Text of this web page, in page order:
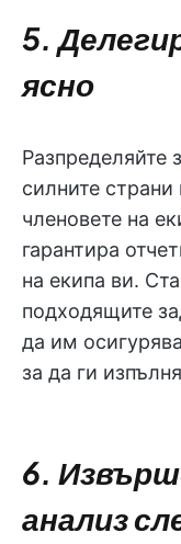
5.
ясно
Разпределяйте
силните страни
членовете на
гарантира
на екипа ви.
подходящите
да им
за да ги
6.
анализ